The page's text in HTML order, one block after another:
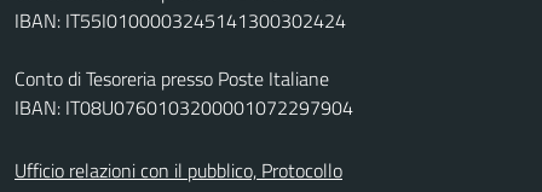
IBAN: IT55I0100003245141300302424
Conto di Tesoreria presso Poste Italiane
IBAN: IT08U0760103200001072297904
Ufficio relazioni con il pubblico, Protocollo